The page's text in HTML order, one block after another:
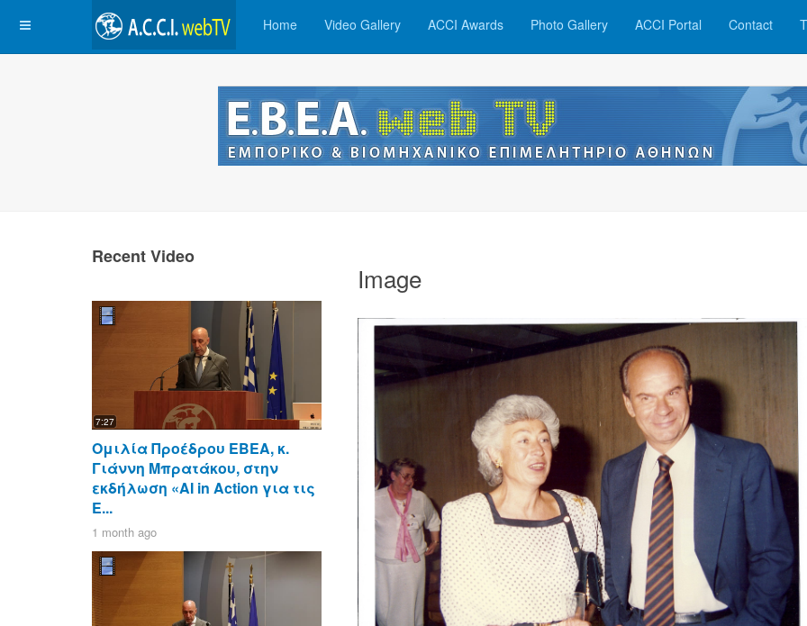
Home Video Gallery ACCI Awards Photo Gallery ACCI Portal Contact
Image
Recent Video
7:27
Ομιλία Προέδρου ΕΒΕΑ, κ.
Γιάννη Μπρατάκου, στην
εκδήλωση «AI in Action για τις
Ε...
1 month ago